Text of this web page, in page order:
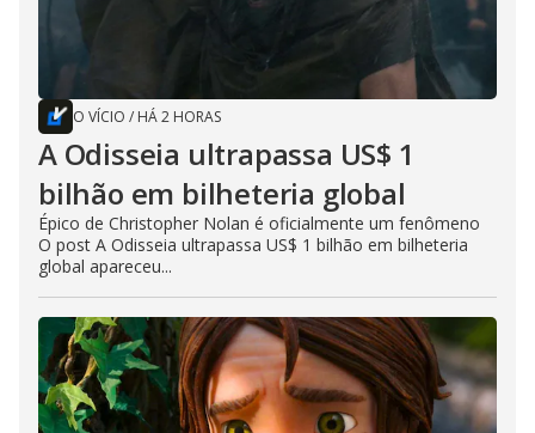
O VÍCIO / HÁ 2 HORAS
A Odisseia ultrapassa US$ 1
bilhão em bilheteria global
Épico de Christopher Nolan é oficialmente um fenômeno
O post A Odisseia ultrapassa US$ 1 bilhão em bilheteria
global apareceu...